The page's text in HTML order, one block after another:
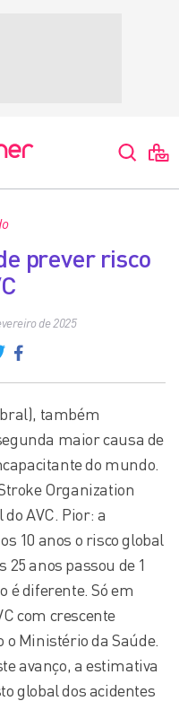
prever risco
de 2025
também
maior causa de
do mundo.
Organization
AVC. Pior: a
10 anos o risco global
25 anos passou de 1
é diferente. Só em
com crescente
o Ministério da Saúde.
avanço, a estimativa
global dos acidentes